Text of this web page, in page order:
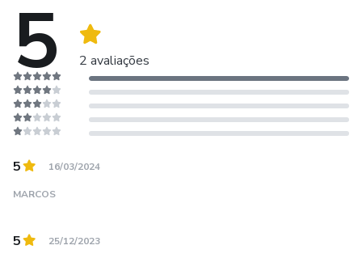
5 2 avaliações
5 16/03/2024
MARCOS
5 25/12/2023